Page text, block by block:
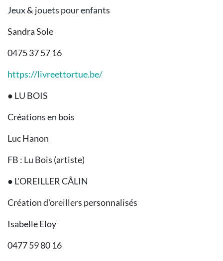
Jeux & jouets pour enfants
Sandra Sole
0475 37 57 16
https://livreettortue.be/
● LU BOIS
Créations en bois
Luc Hanon
FB : Lu Bois (artiste)
● L'OREILLER CÂLIN
Création d'oreillers personnalisés
Isabelle Eloy
0477 59 80 16